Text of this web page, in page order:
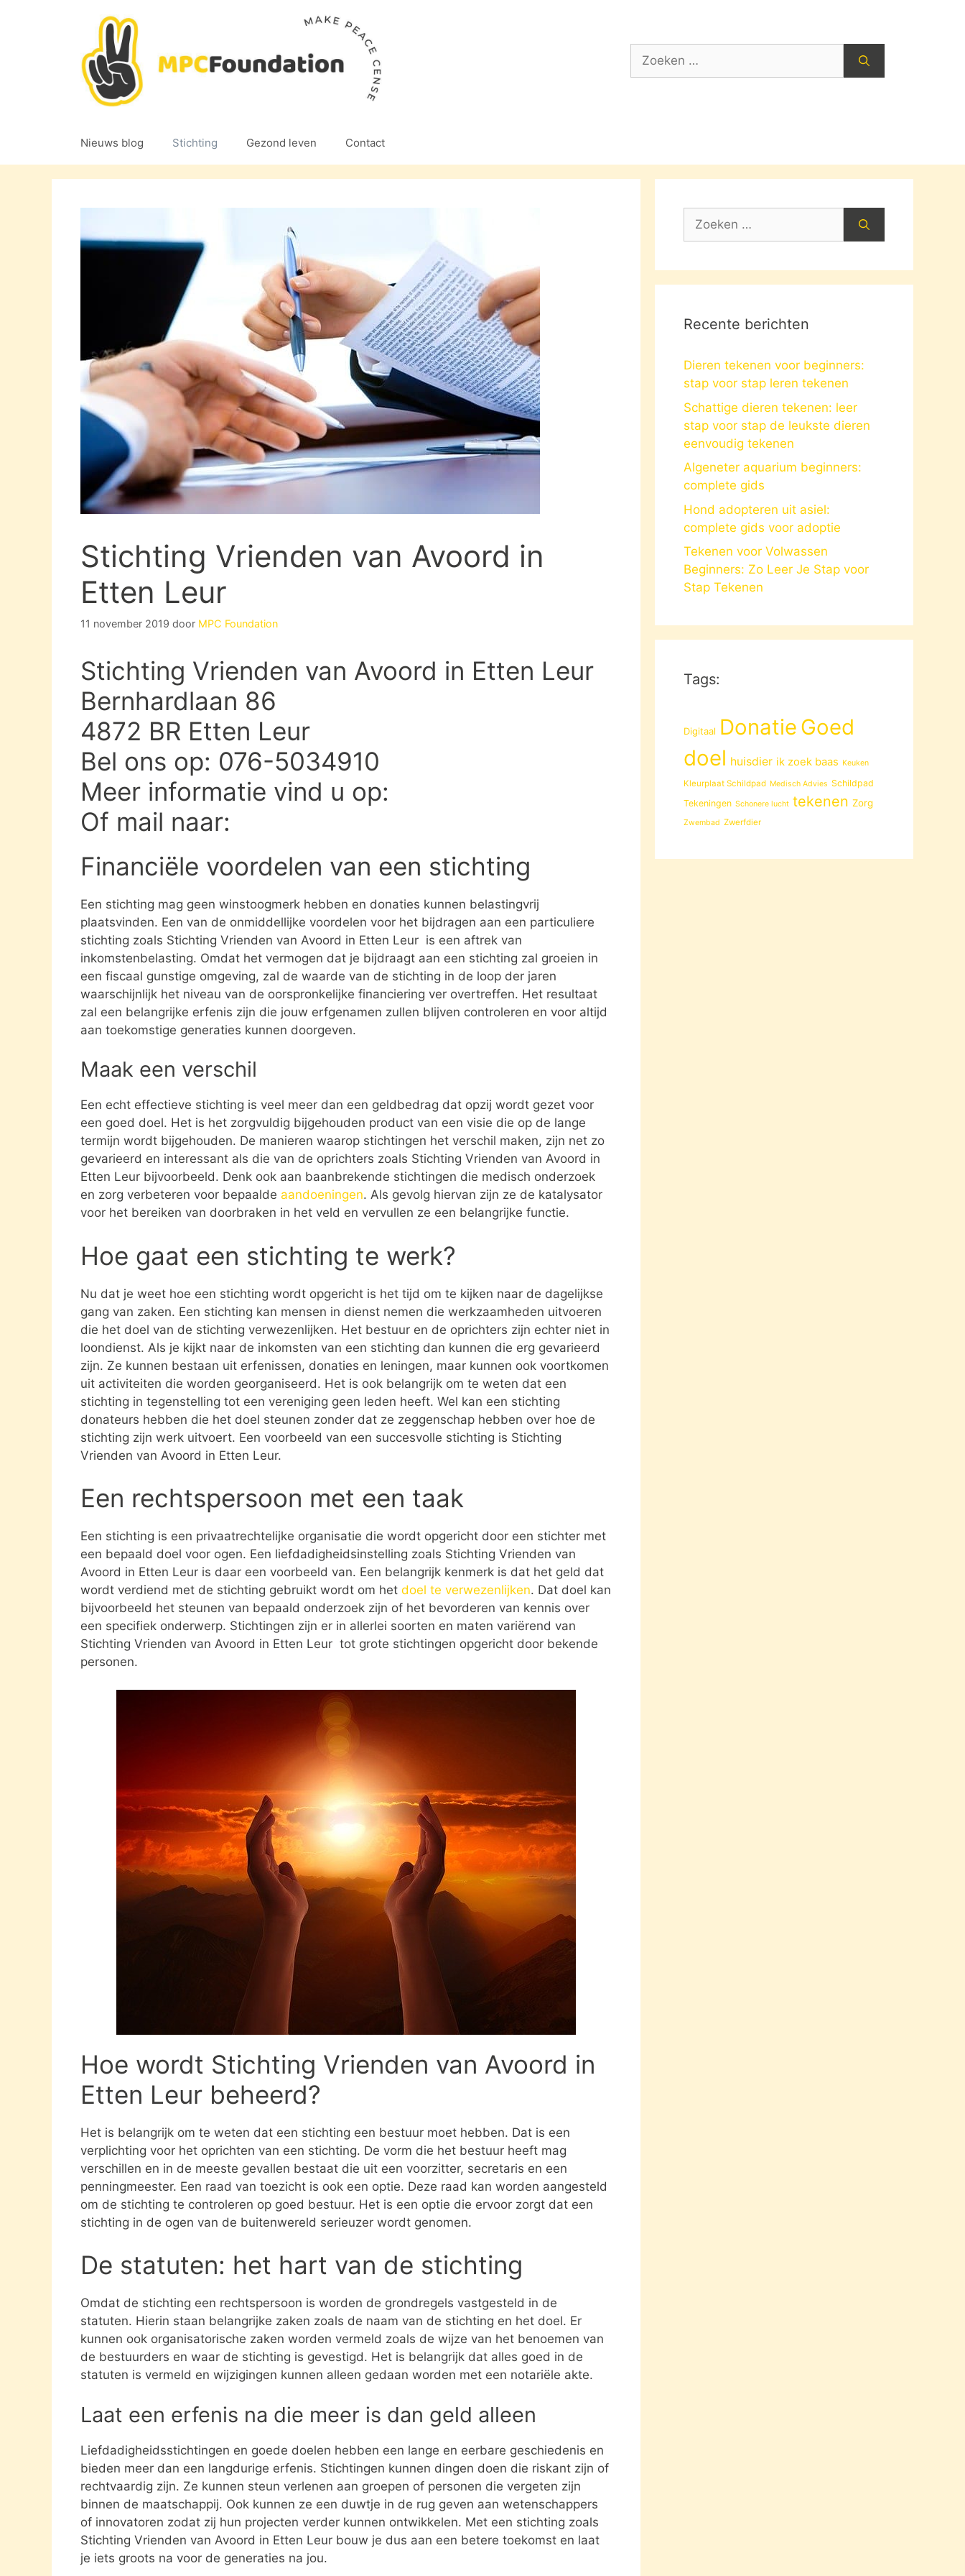
Zoek
Nieuws blog Stichting Gezond leven Contact
Stichting Vrienden van Avoord in
Etten Leur
11 november 2019 door MPC Foundation
Stichting Vrienden van Avoord in Etten Leur
Bernhardlaan 86
4872 BR Etten Leur
Bel ons op: 076-5034910
Meer informatie vind u op:
Of mail naar:
Financiële voordelen van een stichting
Een stichting mag geen winstoogmerk hebben en donaties kunnen belastingvrij
plaatsvinden. Een van de onmiddellijke voordelen voor het bijdragen aan een particuliere
stichting zoals Stichting Vrienden van Avoord in Etten Leur is een aftrek van
inkomstenbelasting. Omdat het vermogen dat je bijdraagt aan een stichting zal groeien in
een fiscaal gunstige omgeving, zal de waarde van de stichting in de loop der jaren
waarschijnlijk het niveau van de oorspronkelijke financiering ver overtreffen. Het resultaat
zal een belangrijke erfenis zijn die jouw erfgenamen zullen blijven controleren en voor altijd
aan toekomstige generaties kunnen doorgeven.
Maak een verschil
Een echt effectieve stichting is veel meer dan een geldbedrag dat opzij wordt gezet voor
een goed doel. Het is het zorgvuldig bijgehouden product van een visie die op de lange
termijn wordt bijgehouden. De manieren waarop stichtingen het verschil maken, zijn net zo
gevarieerd en interessant als die van de oprichters zoals Stichting Vrienden van Avoord in
Etten Leur bijvoorbeeld. Denk ook aan baanbrekende stichtingen die medisch onderzoek
en zorg verbeteren voor bepaalde aandoeningen. Als gevolg hiervan zijn ze de katalysator
voor het bereiken van doorbraken in het veld en vervullen ze een belangrijke functie.
Hoe gaat een stichting te werk?
Nu dat je weet hoe een stichting wordt opgericht is het tijd om te kijken naar de dagelijkse
gang van zaken. Een stichting kan mensen in dienst nemen die werkzaamheden uitvoeren
die het doel van de stichting verwezenlijken. Het bestuur en de oprichters zijn echter niet in
loondienst. Als je kijkt naar de inkomsten van een stichting dan kunnen die erg gevarieerd
zijn. Ze kunnen bestaan uit erfenissen, donaties en leningen, maar kunnen ook voortkomen
uit activiteiten die worden georganiseerd. Het is ook belangrijk om te weten dat een
stichting in tegenstelling tot een vereniging geen leden heeft. Wel kan een stichting
donateurs hebben die het doel steunen zonder dat ze zeggenschap hebben over hoe de
stichting zijn werk uitvoert. Een voorbeeld van een succesvolle stichting is Stichting
Vrienden van Avoord in Etten Leur.
Een rechtspersoon met een taak
Een stichting is een privaatrechtelijke organisatie die wordt opgericht door een stichter met
een bepaald doel voor ogen. Een liefdadigheidsinstelling zoals Stichting Vrienden van
Avoord in Etten Leur is daar een voorbeeld van. Een belangrijk kenmerk is dat het geld dat
wordt verdiend met de stichting gebruikt wordt om het doel te verwezenlijken. Dat doel kan
bijvoorbeeld het steunen van bepaald onderzoek zijn of het bevorderen van kennis over
een specifiek onderwerp. Stichtingen zijn er in allerlei soorten en maten variërend van
Stichting Vrienden van Avoord in Etten Leur tot grote stichtingen opgericht door bekende
personen.
Hoe wordt Stichting Vrienden van Avoord in
Etten Leur beheerd?
Het is belangrijk om te weten dat een stichting een bestuur moet hebben. Dat is een
verplichting voor het oprichten van een stichting. De vorm die het bestuur heeft mag
verschillen en in de meeste gevallen bestaat die uit een voorzitter, secretaris en een
penningmeester. Een raad van toezicht is ook een optie. Deze raad kan worden aangesteld
om de stichting te controleren op goed bestuur. Het is een optie die ervoor zorgt dat een
stichting in de ogen van de buitenwereld serieuzer wordt genomen.
De statuten: het hart van de stichting
Omdat de stichting een rechtspersoon is worden de grondregels vastgesteld in de
statuten. Hierin staan belangrijke zaken zoals de naam van de stichting en het doel. Er
kunnen ook organisatorische zaken worden vermeld zoals de wijze van het benoemen van
de bestuurders en waar de stichting is gevestigd. Het is belangrijk dat alles goed in de
statuten is vermeld en wijzigingen kunnen alleen gedaan worden met een notariële akte.
Laat een erfenis na die meer is dan geld alleen
Liefdadigheidsstichtingen en goede doelen hebben een lange en eerbare geschiedenis en
bieden meer dan een langdurige erfenis. Stichtingen kunnen dingen doen die riskant zijn of
rechtvaardig zijn. Ze kunnen steun verlenen aan groepen of personen die vergeten zijn
binnen de maatschappij. Ook kunnen ze een duwtje in de rug geven aan wetenschappers
of innovatoren zodat zij hun projecten verder kunnen ontwikkelen. Met een stichting zoals
Stichting Vrienden van Avoord in Etten Leur bouw je dus aan een betere toekomst en laat
je iets groots na voor de generaties na jou.
Zoek
Recente berichten
Dieren tekenen voor beginners:
stap voor stap leren tekenen
Schattige dieren tekenen: leer
stap voor stap de leukste dieren
eenvoudig tekenen
Algeneter aquarium beginners:
complete gids
Hond adopteren uit asiel:
complete gids voor adoptie
Tekenen voor Volwassen
Beginners: Zo Leer Je Stap voor
Stap Tekenen
Tags:
Digitaal Donatie Goed
doel huisdier ik zoek baas Keuken
Kleurplaat Schildpad Medisch Advies Schildpad
Tekeningen Schonere lucht tekenen Zorg
Zwembad Zwerfdier